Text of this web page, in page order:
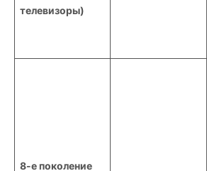
телевизоры)
8-е поколение